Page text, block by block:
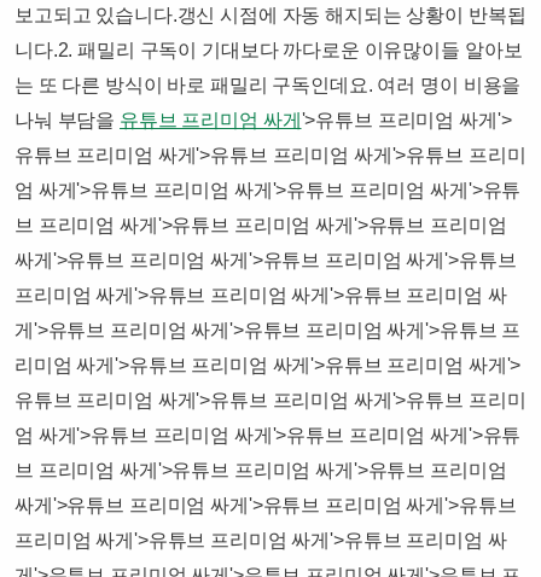
보고되고 있습니다.갱신 시점에 자동 해지되는 상황이 반복됩
니다.​​​2. 패밀리 구독이 기대보다 까다로운 이유많이들 알아보
는 또 다른 방식이 바로 패밀리 구독인데요. 여러 명이 비용을
나눠 부담을 유튜브 프리미엄 싸게 '>유튜브 프리미엄 싸게'>
유튜브 프리미엄 싸게'>유튜브 프리미엄 싸게'>유튜브 프리미
엄 싸게'>유튜브 프리미엄 싸게'>유튜브 프리미엄 싸게'>유튜
브 프리미엄 싸게'>유튜브 프리미엄 싸게'>유튜브 프리미엄
싸게'>유튜브 프리미엄 싸게'>유튜브 프리미엄 싸게'>유튜브
프리미엄 싸게'>유튜브 프리미엄 싸게'>유튜브 프리미엄 싸
게'>유튜브 프리미엄 싸게'>유튜브 프리미엄 싸게'>유튜브 프
리미엄 싸게'>유튜브 프리미엄 싸게'>유튜브 프리미엄 싸게'>
유튜브 프리미엄 싸게'>유튜브 프리미엄 싸게'>유튜브 프리미
엄 싸게'>유튜브 프리미엄 싸게'>유튜브 프리미엄 싸게'>유튜
브 프리미엄 싸게'>유튜브 프리미엄 싸게'>유튜브 프리미엄
싸게'>유튜브 프리미엄 싸게'>유튜브 프리미엄 싸게'>유튜브
프리미엄 싸게'>유튜브 프리미엄 싸게'>유튜브 프리미엄 싸